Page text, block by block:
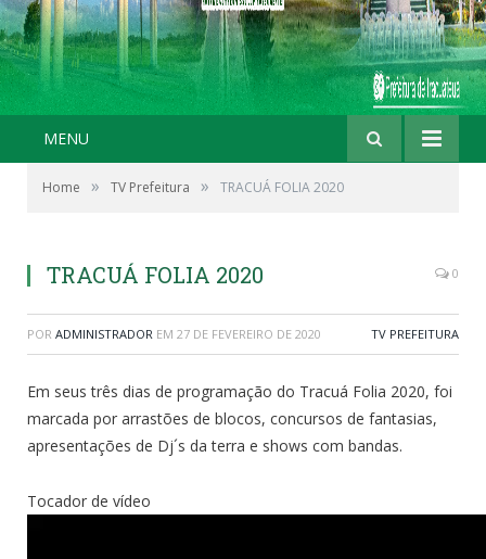
MENU
Home » TV Prefeitura » TRACUÁ FOLIA 2020
TRACUÁ FOLIA 2020 0
POR ADMINISTRADOR EM 27 DE FEVEREIRO DE 2020 TV PREFEITURA
Em seus três dias de programação do Tracuá Folia 2020, foi
marcada por arrastões de blocos, concursos de fantasias,
apresentações de Dj´s da terra e shows com bandas.
Tocador de vídeo